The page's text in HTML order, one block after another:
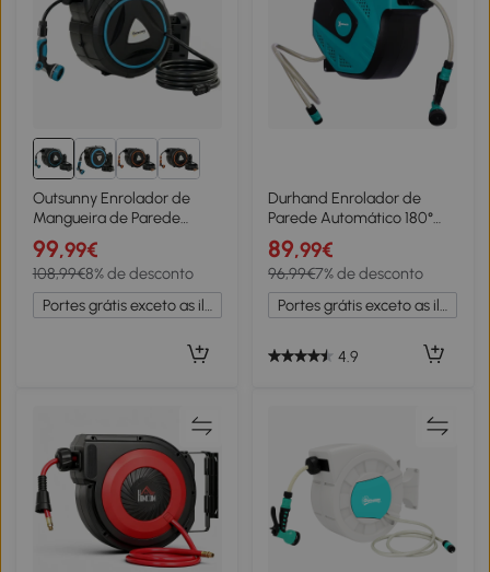
Outsunny Enrolador de
Mangueira de Parede
Automático 23+2 m
Carretel Automático Pistola
de Rega 10+2 Modos
55x31x50 cm Azul
99,99€
108,99€8% de desconto
Portes grátis exceto as ilhas
Durhand Enrolador de
Parede Automático 180°
com Mangueira 15 + 1,5 m e
Pistola 7 Modos Preto e
Verde
89,99€
96,99€7% de desconto
Portes grátis exceto as ilhas
4.9